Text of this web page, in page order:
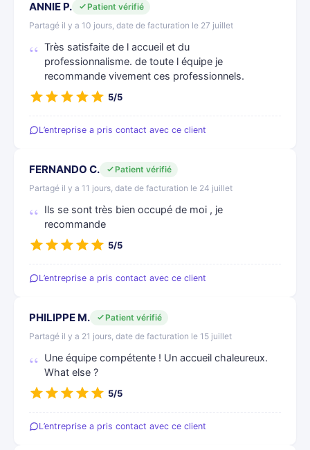
ANNIE P.
Patient vérifié
Partagé il y a 10 jours, date de facturation le 27 juillet
Très satisfaite de l accueil et du
professionnalisme. de toute l équipe je
recommande vivement ces professionnels.
5/5
L’entreprise a pris contact avec ce client
FERNANDO C.
Patient vérifié
Partagé il y a 11 jours, date de facturation le 24 juillet
Ils se sont très bien occupé de moi , je
recommande
5/5
L’entreprise a pris contact avec ce client
PHILIPPE M.
Patient vérifié
Partagé il y a 21 jours, date de facturation le 15 juillet
Une équipe compétente ! Un accueil chaleureux.
What else ?
5/5
L’entreprise a pris contact avec ce client